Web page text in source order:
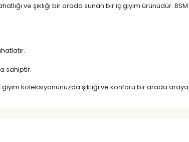
ve şıklığı bir arada sunan bir iç giyim ürünüdür.
sahiptir.
giyim koleksiyonunuzda şıklığı ve konforu bir arada